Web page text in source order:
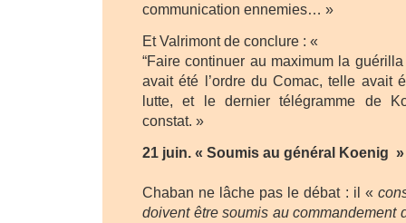
communication ennemies… »
Et Valrimont de conclure : «
“Faire continuer au maximum la
avait été l’ordre du Comac, telle avait
lutte, et le dernier télégramme de
constat. »
21 juin. « Soumis au général Koenig »
Chaban ne lâche pas le débat : il «
doivent être soumis au commandement